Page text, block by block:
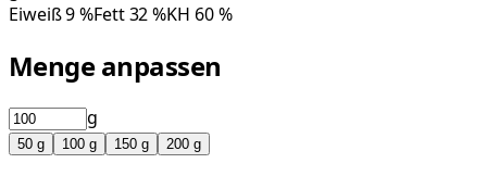
Eiweiß9%Fett32%KH 60%
Menge anpassen
g
50 g 100 g 150 g 200 g